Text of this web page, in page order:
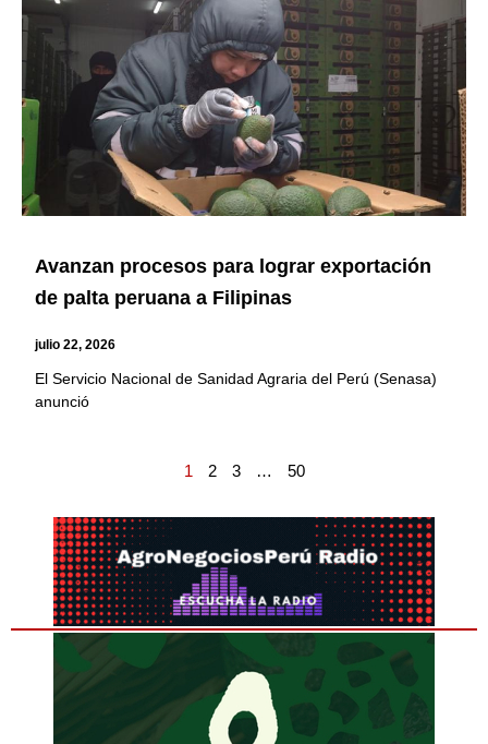
Avanzan procesos para lograr exportación
de palta peruana a Filipinas
julio 22, 2026
El Servicio Nacional de Sanidad Agraria del Perú (Senasa)
anunció
1 2 3 … 50